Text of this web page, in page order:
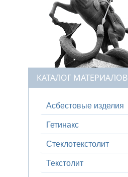
КАТАЛОГ МАТЕРИАЛОВ
Асбестовые изделия
Гетинакс
Стеклотекстолит
Текстолит